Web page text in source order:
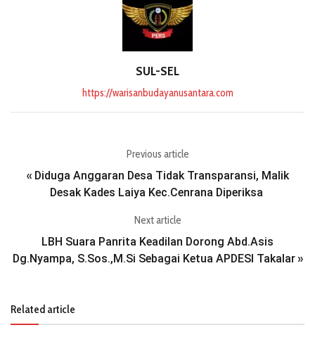
SUL-SEL
https://warisanbudayanusantara.com
Previous article
« Diduga Anggaran Desa Tidak Transparansi, Malik
Desak Kades Laiya Kec.Cenrana Diperiksa
Next article
LBH Suara Panrita Keadilan Dorong Abd.Asis
Dg.Nyampa, S.Sos.,M.Si Sebagai Ketua APDESI Takalar»
Related article